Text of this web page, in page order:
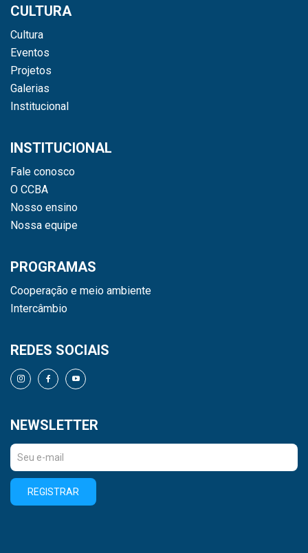
CULTURA
Cultura
Eventos
Projetos
Galerias
Institucional
INSTITUCIONAL
Fale conosco
O CCBA
Nosso ensino
Nossa equipe
PROGRAMAS
Cooperação e meio ambiente
Intercâmbio
REDES SOCIAIS
NEWSLETTER
REGISTRAR